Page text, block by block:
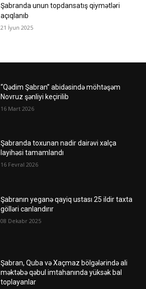
Şabranda unun topdansatış qiymətləri
açıqlanıb
21 İyun 2025
“Qədim Şabran” abidəsində möhtəşəm
Novruz şənliyi keçirilib
16 Mart 2026
Şabranda toxunan nadir dairəvi xalça
layihəsi tamamlandı
16 Fevral 2026
Şabranın yeganə qayiq ustası 25 ildir taxta
gölləri canlandırır
08 Dekabr 2025
Şabran, Quba və Xaçmaz bölgələrində ali
məktəbə qəbul imtahanında yüksək bal
toplayanlar